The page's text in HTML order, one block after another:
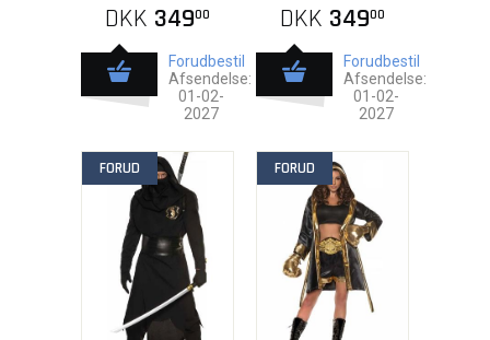
DKK 34900
Forudbestil
Afsendelse:
01-02-
2027
DKK 34900
Forudbestil
Afsendelse:
01-02-
2027
FORUD FORUD